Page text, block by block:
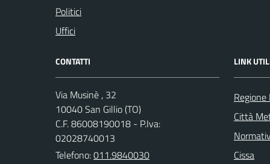
Politici
Uffici
CONTATTI
Via Musinè , 32
10040 San Gillio (TO)
C.F. 86008190018 - P.Iva:
02028740013
Telefono:011.9840030
LINK
Città
Cissa